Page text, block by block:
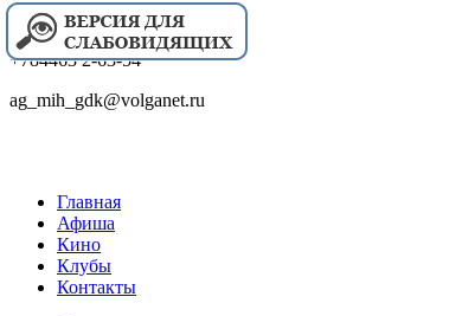
+784463 2-63-54
ag_mih_gdk@volganet.ru
Главная
Афиша
Кино
Клубы
Контакты